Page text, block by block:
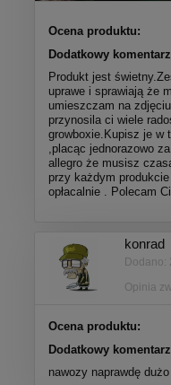
Ocena produktu:
Dodatkowy
Produkt jest
uprawe i sprawiają że
umieszczam na
przynosila ci wiele
growboxie.Kupisz je w
,placąc jednorazowo
allegro że musisz
przy każdym
opłacalnie . Polecam
konrad
Dodano:
Opinia
Ocena produktu:
Dodatkowy
nawozy naprawdę